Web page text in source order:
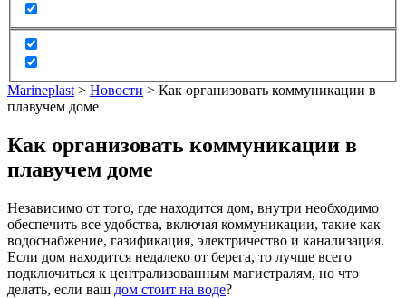
Marineplast > Новости > Как организовать коммуникации в
плавучем доме
Как организовать коммуникации в
плавучем доме
Независимо от того, где находится дом, внутри необходимо
обеспечить все удобства, включая коммуникации, такие как
водоснабжение, газификация, электричество и канализация.
Если дом находится недалеко от берега, то лучше всего
подключиться к централизованным магистралям, но что
делать, если ваш дом стоит на воде?